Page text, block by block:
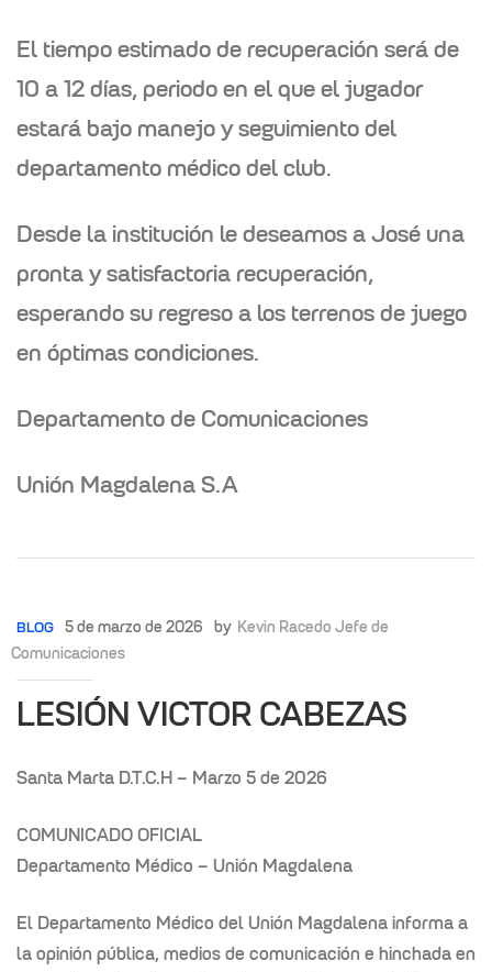
El tiempo estimado de recuperación será de
10 a 12 días, periodo en el que el jugador
estará bajo manejo y seguimiento del
departamento médico del club.
Desde la institución le deseamos a José una
pronta y satisfactoria recuperación,
esperando su regreso a los terrenos de juego
en óptimas condiciones.
Departamento de Comunicaciones
Unión Magdalena S.A
BLOG 5 de marzo de 2026 by Kevin Racedo Jefe de
Comunicaciones
LESIÓN VICTOR CABEZAS
Santa Marta D.T.C.H – Marzo 5 de 2026
COMUNICADO OFICIAL
Departamento Médico – Unión Magdalena
El Departamento Médico del Unión Magdalena informa a
la opinión pública, medios de comunicación e hinchada en